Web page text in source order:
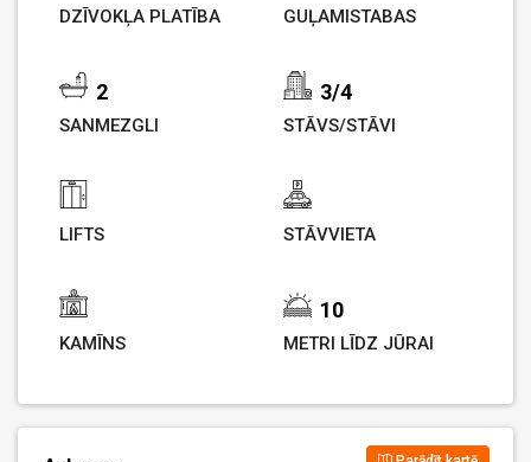
DZĪVOKĻA PLATĪBA GUĻAMISTABAS
2
SANMEZGLI
3/4
STĀVS/STĀVI
LIFTS STĀVVIETA
KAMĪNS
10
METRI LĪDZ JŪRAI